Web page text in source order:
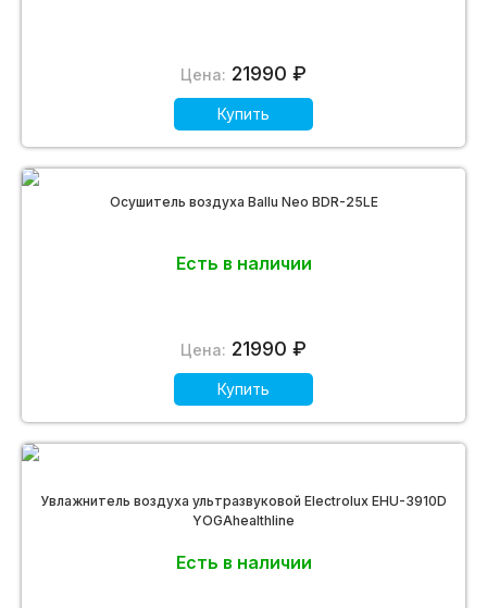
Цена: 21990 ₽
Купить
Осушитель воздуха Ballu Neo BDR-25LE
Есть в наличии
Цена: 21990 ₽
Купить
Увлажнитель воздуха ультразвуковой Electrolux EHU-3910D
YOGAhealthline
Есть в наличии